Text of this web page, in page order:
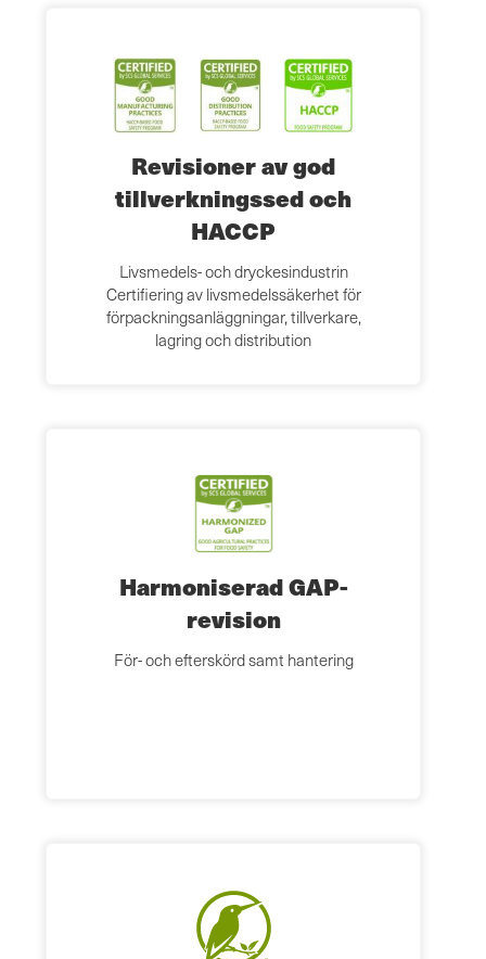
Revisioner av god
tillverkningssed och
HACCP
Livsmedels- och dryckesindustrin
Certifiering av livsmedelssäkerhet för
förpackningsanläggningar, tillverkare,
lagring och distribution
Harmoniserad GAP-
revision
För- och efterskörd samt hantering